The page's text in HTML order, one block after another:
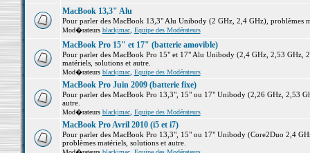
MacBook 13,3" Alu
Pour parler des MacBook 13,3" Alu Unibody (2 GHz, 2,4 GHz), problèmes
Mod�rateurs blackjmac, Equipe des Modérateurs
MacBook Pro 15" et 17" (batterie amovible)
Pour parler des MacBook Pro 15" et 17" Alu Unibody (2,4 GHz, 2,53 GHz,
matériels, solutions et autre.
Mod�rateurs blackjmac, Equipe des Modérateurs
MacBook Pro Juin 2009 (batterie fixe)
Pour parler des MacBook Pro 13,3", 15" ou 17" Unibody (2,26 GHz, 2,53
autre.
Mod�rateurs blackjmac, Equipe des Modérateurs
MacBook Pro Avril 2010 (i5 et i7)
Pour parler des MacBook Pro 13,3", 15" ou 17" Unibody (Core2Duo 2,4
problèmes matériels, solutions et autre.